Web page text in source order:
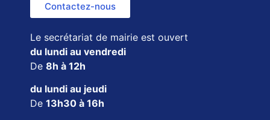
Contactez-nous
Le secrétariat de mairie est ouvert
du lundi au vendredi
De 8h à 12h
du lundi au jeudi
De 13h30 à 16h